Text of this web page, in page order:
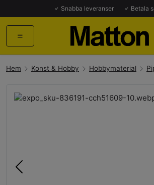
Snabba leveranser Betala
Hem Konst & Hobby Hobbymaterial
Föregående